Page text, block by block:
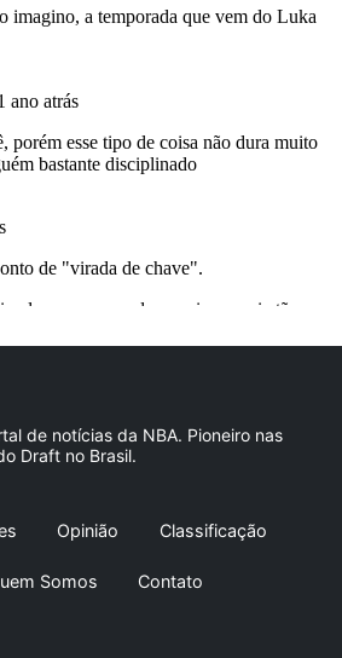
de notícias da NBA. Pioneiro nas
Draft no Brasil.
Opinião Classificação
Somos Contato